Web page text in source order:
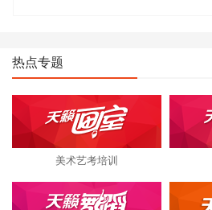
热点专题
美术艺考培训